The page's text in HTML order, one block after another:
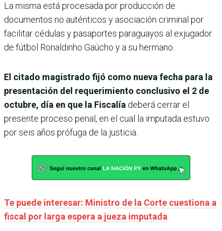
La misma está procesada por producción de
documentos no auténticos y asociación criminal por
facilitar cédulas y pasaportes paraguayos al exjugador
de fútbol Ronaldinho Gaúcho y a su hermano.
El citado magistrado fijó como nueva fecha para la
presentación del requerimiento conclusivo el 2 de
octubre, día en que la Fiscalía deberá cerrar el
presente proceso penal, en el cual la imputada estuvo
por seis años prófuga de la justicia.
Te puede interesar: Ministro de la Corte cuestiona a
fiscal por larga espera a jueza imputada